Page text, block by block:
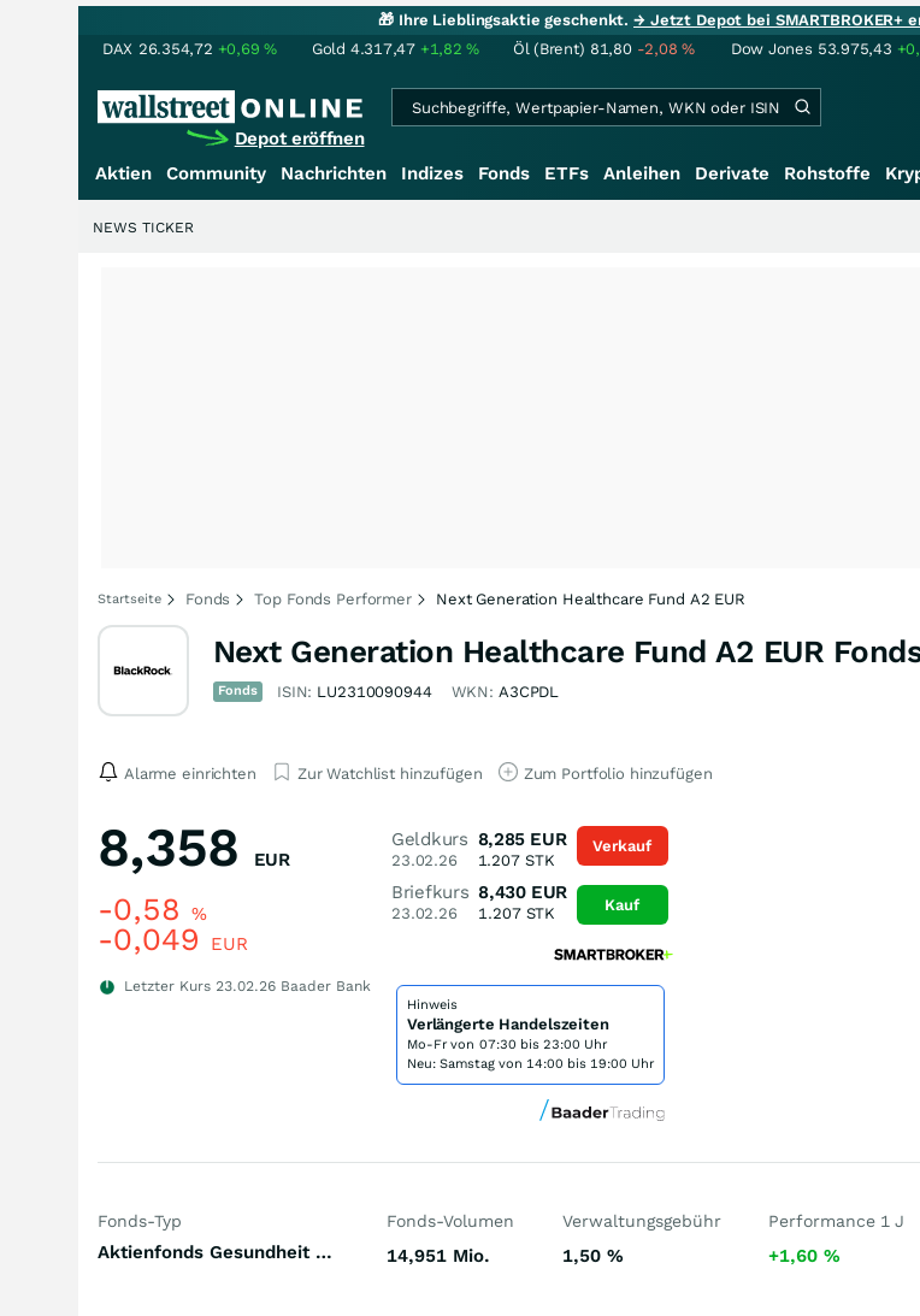
🎁 Ihre Lieblingsaktie geschenkt.→ Jetzt Depot bei SMARTBROKER+
DAX 26.354,72 +0,69% Gold 4.317,47 +1,82% Öl (Brent) 81,80 -2,08% Dow Jones 53.975,43
Depot eröffnen
Aktien Community Nachrichten Indizes Fonds ETFs Anleihen Derivate Rohstoffe
NEWS TICKER
Startseite Fonds Top Fonds Performer Next Generation Healthcare Fund A2 EUR
Next Generation Healthcare Fund A2 EUR
Fonds ISIN: LU2310090944 WKN: A3CPDL
Alarme einrichten Zur Watchlist hinzufügen Zum Portfolio hinzufügen
8,358 EUR
-0,58 %
-0,049 EUR
Letzter Kurs 23.02.26 Baader Bank
Geldkurs
23.02.26
8,285 EUR
1.207STK
Briefkurs
23.02.26
8,430 EUR
1.207STK
Verkauf
Kauf
Hinweis
Verlängerte Handelszeiten
Mo-Fr von 07:30 bis 23:00 Uhr
Neu: Samstag von 14:00 bis 19:00 Uhr
Fonds-Typ
Aktienfonds Gesundheit / Pharma Welt
Fonds-Volumen
14,951 Mio.
Verwaltungsgebühr
1,50 %
Performance 1 J
+1,60%